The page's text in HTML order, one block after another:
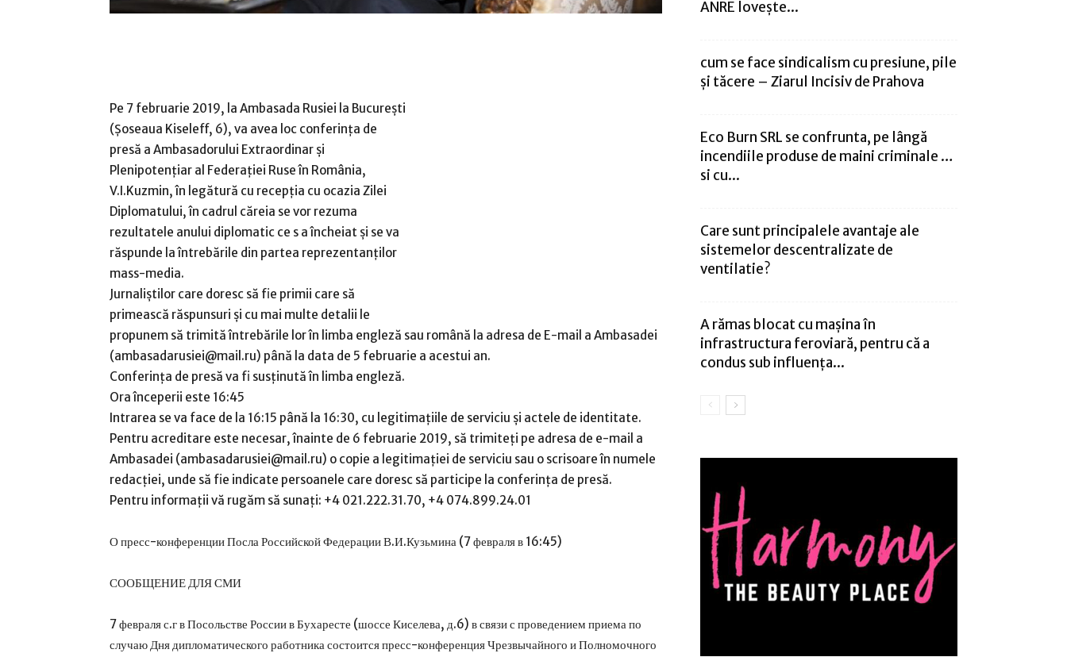
Pe 7 februarie 2019, la Ambasada Rusiei la București
(Șoseaua Kiseleff, 6), va avea loc conferința de
presă a Ambasadorului Extraordinar și
Plenipotențiar al Federației Ruse în România,
V.I.Kuzmin, în legătură cu recepția cu ocazia Zilei
Diplomatului, în cadrul căreia se vor rezuma
rezultatele anului diplomatic ce s a încheiat și se va
răspunde la întrebările din partea reprezentanților
mass-media.
Jurnaliștilor care doresc să fie primii care să
primească răspunsuri și cu mai multe detalii le
propunem să trimită întrebările lor în limba engleză sau română la adresa de E-mail a Ambasadei
(ambasadarusiei@mail.ru) până la data de 5 februarie a acestui an.
Conferința de presă va fi susținută în limba engleză.
Ora începerii este 16:45
Intrarea se va face de la 16:15 până la 16:30, cu legitimațiile de serviciu și actele de identitate.
Pentru acreditare este necesar, înainte de 6 februarie 2019, să trimiteți pe adresa de e-mail a
Ambasadei (ambasadarusiei@mail.ru) o copie a legitimației de serviciu sau o scrisoare în numele
redacției, unde să fie indicate persoanele care doresc să participe la conferința de presă.
Pentru informații vă rugăm să sunați: +4 021.222.31.70, +4 074.899.24.01
О пресс-конференции Посла Российской Федерации В.И.Кузьмина (7 февраля в 16:45)
СООБЩЕНИЕ ДЛЯ СМИ
7 февраля с.г в Посольстве России в Бухаресте (шоссе Киселева, д.6) в связи с проведением приема по
случаю Дня дипломатического работника состоится пресс-конференция Чрезвычайного и Полномочного
ANRE lovește...
cum se face sindicalism cu presiune, pile
și tăcere – Ziarul Incisiv de Prahova
Eco Burn SRL se confrunta, pe lângă
incendiile produse de maini criminale …
si cu...
Care sunt principalele avantaje ale
sistemelor descentralizate de
ventilatie?
A rămas blocat cu mașina în
infrastructura feroviară, pentru că a
condus sub influența...